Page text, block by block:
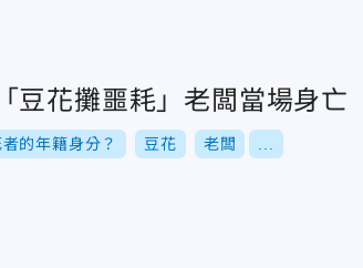
豆花攤噩耗」老闆當場身亡
的年籍身分？ 豆花 老闆